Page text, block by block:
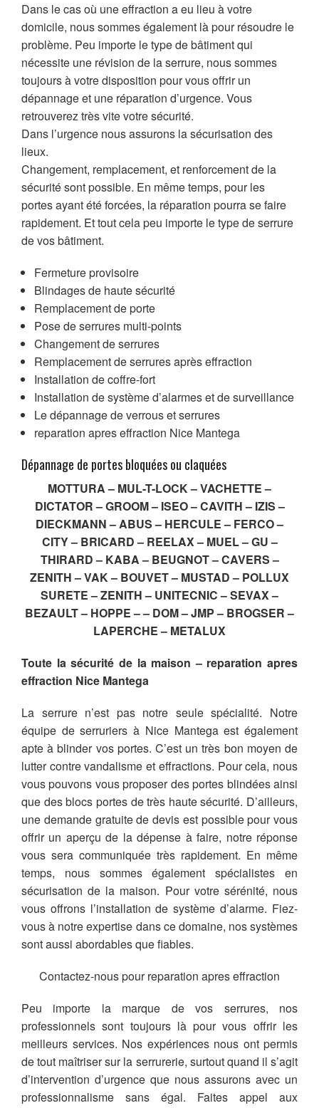
Dans le cas où une effraction a eu lieu à votre
domicile, nous sommes également là pour résoudre le
problème. Peu importe le type de bâtiment qui
nécessite une révision de la serrure, nous sommes
toujours à votre disposition pour vous offrir un
dépannage et une réparation d’urgence. Vous
retrouverez très vite votre sécurité.
Dans l’urgence nous assurons la sécurisation des
lieux.
Changement, remplacement, et renforcement de la
sécurité sont possible. En même temps, pour les
portes ayant été forcées, la réparation pourra se faire
rapidement. Et tout cela peu importe le type de serrure
de vos bâtiment.
Fermeture provisoire
Blindages de haute sécurité
Remplacement de porte
Pose de serrures multi-points
Changement de serrures
Remplacement de serrures après effraction
Installation de coffre-fort
Installation de système d’alarmes et de surveillance
Le dépannage de verrous et serrures
reparation apres effraction Nice Mantega
Dépannage de portes bloquées ou claquées
MOTTURA – MUL-T-LOCK – VACHETTE –
DICTATOR – GROOM – ISEO – CAVITH – IZIS –
DIECKMANN – ABUS – HERCULE – FERCO –
CITY – BRICARD – REELAX – MUEL – GU –
THIRARD – KABA – BEUGNOT – CAVERS –
ZENITH – VAK – BOUVET – MUSTAD – POLLUX
SURETE – ZENITH – UNITECNIC – SEVAX –
BEZAULT – HOPPE – – DOM – JMP – BROGSER –
LAPERCHE – METALUX
Toute la sécurité de la maison – reparation apres
effraction Nice Mantega
La serrure n’est pas notre seule spécialité. Notre
équipe de serruriers à Nice Mantega est également
apte à blinder vos portes. C’est un très bon moyen de
lutter contre vandalisme et effractions. Pour cela, nous
vous pouvons vous proposer des portes blindées ainsi
que des blocs portes de très haute sécurité. D’ailleurs,
une demande gratuite de devis est possible pour vous
offrir un aperçu de la dépense à faire, notre réponse
vous sera communiquée très rapidement. En même
temps, nous sommes également spécialistes en
sécurisation de la maison. Pour votre sérénité, nous
vous offrons l’installation de système d’alarme. Fiez-
vous à notre expertise dans ce domaine, nos systèmes
sont aussi abordables que fiables.
Contactez-nous pour reparation apres effraction
Peu importe la marque de vos serrures, nos
professionnels sont toujours là pour vous offrir les
meilleurs services. Nos expériences nous ont permis
de tout maîtriser sur la serrurerie, surtout quand il s’agit
d’intervention d’urgence que nous assurons avec un
professionnalisme sans égal. Faites appel aux